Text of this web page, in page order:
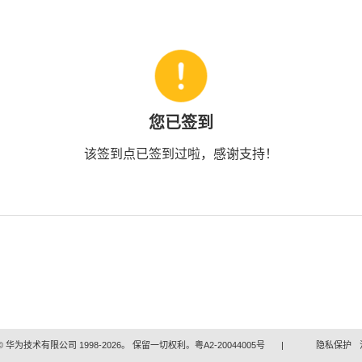
您已签到
该签到点已签到过啦，感谢支持！
华为技术有限公司 1998-2026。 保留一切权利。粤A2-20044005号 | 隐私保护